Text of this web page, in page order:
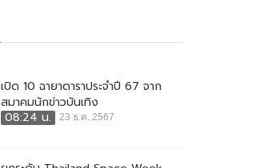
เปิด 10 ฉายาดาราประจำปี 67 จาก
สมาคมนักข่าวบันเทิง
08:24 น.
23 ธ.ค. 2567